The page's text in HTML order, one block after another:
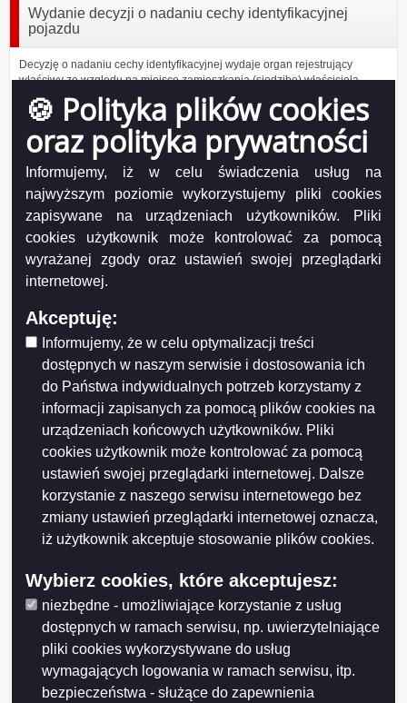
🍪 Polityka plików cookies
oraz polityka prywatności
Informujemy, iż w celu świadczenia usług na
najwyższym poziomie wykorzystujemy pliki cookies
zapisywane na urządzeniach użytkowników. Pliki
cookies użytkownik może kontrolować za pomocą
wyrażanej zgody oraz ustawień swojej przeglądarki
internetowej.
Akceptuję:
Informujemy, że w celu optymalizacji treści
dostępnych w naszym serwisie i dostosowania ich
do Państwa indywidualnych potrzeb korzystamy z
informacji zapisanych za pomocą plików cookies na
urządzeniach końcowych użytkowników. Pliki
cookies użytkownik może kontrolować za pomocą
ustawień swojej przeglądarki internetowej. Dalsze
korzystanie z naszego serwisu internetowego bez
zmiany ustawień przeglądarki internetowej oznacza,
iż użytkownik akceptuje stosowanie plików cookies.
Wybierz cookies, które akceptujesz:
niezbędne - umożliwiające korzystanie z usług
dostępnych w ramach serwisu, np. uwierzytelniające
pliki cookies wykorzystywane do usług
wymagających logowania w ramach serwisu, itp.
bezpieczeństwa - służące do zapewnienia
Wydanie decyzji o nadaniu cechy identyfikacyjnej
pojazdu
Decyzję o nadaniu cechy identyfikacyjnej wydaje organ rejestrujący
właściwy ze względu na miejsce zamieszkania (siedzibę) właściciela.
Kogo dotyczy
Właściciela pojazdu
Czas realizacji
Decyzja zostanie wydana w ciągu 30 dni.
Wymagane dokumenty
Do wniosku o nadanie cechy identyfikacyjnej pojazdu należy
dołączyć:
cecha identyfikacyjna, spełnia jeden z wymogów określonych w art.
66a ust. 2 ustawy –Prawo o ruchu drogowym, tj.:
a) oświadczenie, że pojazd jest pojazdem zbudowanym przy
wykorzystaniu nadwozia, podwozia lub ramy konstrukcji własnej w
przypadku pojazdu, którego markę określa się jako "SAM",
b) dowód własności ramy lub podwozia w przypadku pojazdu, w
którym dokonano wymiany ramy lub podwozia na odpowiednio
ramę lub podwozie bez numeracji fabrycznej,
c) dokumenty stwierdzające odzyskanie pojazdu po kradzieży w
przypadku pojazdu, w którym cecha identyfikacyjna uległa zatarciu
lub sfałszowaniu,
d) dokumenty stwierdzające nabycie pojazdu na licytacji publicznej
lub od podmiotu wykonującego orzeczenie o przepadku pojazdu
na rzecz Skarbu Państwa w przypadku pojazdu, w którym cecha
identyfikacyjna uległa zatarciu lub sfałszowaniu,
e) prawomocne orzeczenie sądu ustalające prawo własności
uległa zatarciu lub sfałszowaniu,
f) opinię rzeczoznawcy samochodowego (wpisanego na listę przez
ministra właściwego do spraw transportu), w przypadku pojazdu, w
którym cecha identyfikacyjna uległa skorodowaniu lub została
zniszczona podczas wypadku drogowego albo naprawy,
g) opinię rzeczoznawcy samochodowego (wpisanego na listę
przez ministra właściwego do spraw transportu), w przypadku
pojazdu zabytkowego, w którym cecha identyfikacyjna nie została
umieszczona,